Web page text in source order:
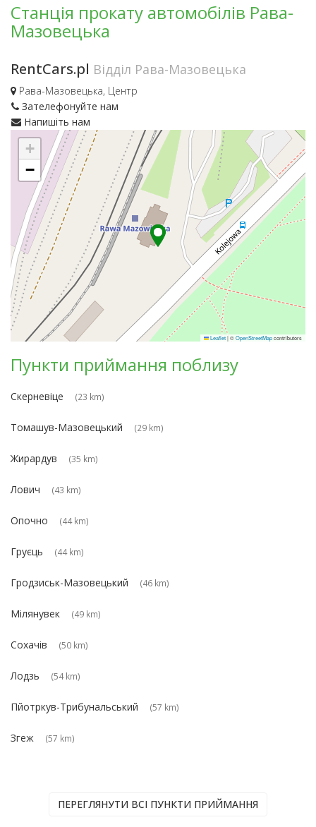
Станція прокату автомобілів Рава-
Мазовецька
RentCars.pl Відділ Рава-Мазовецька
Рава-Мазовецька, Центр
Зателефонуйте нам
Напишіть нам
+
−
Leaflet|©OpenStreetMapcontributors
Пункти приймання поблизу
Скерневіце (23 km)
Томашув-Мазовецький (29 km)
Жирардув (35 km)
Лович (43 km)
Опочно (44 km)
Груєць (44 km)
Гродзиськ-Мазовецький (46 km)
Мілянувек (49 km)
Сохачів (50 km)
Лодзь (54 km)
Пйотркув-Трибунальський (57 km)
Згеж (57 km)
ПЕРЕГЛЯНУТИ ВСІ ПУНКТИ ПРИЙМАННЯ